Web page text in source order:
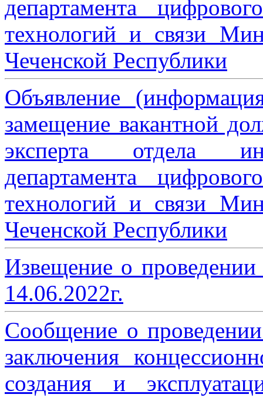
департамента
технологий и связи
Чеченской Республики
Объявление
замещение вакантной
эксперта отдела
департамента
технологий и связи
Чеченской Республики
Извещение о
14.06.2022г.
Сообщение о
заключения
создания и